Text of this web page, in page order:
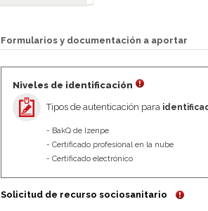
Formularios y documentación a aportar
Niveles de identificación
Tipos de autenticación para
BakQ de Izenpe
Certificado profesional en la nube
Certificado electrónico
Solicitud de recurso sociosanitario